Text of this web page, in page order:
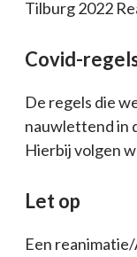
Tilburg 2022
Covid-
De regels die
nauwlettend in
Hierbij volgen
Let op
Een